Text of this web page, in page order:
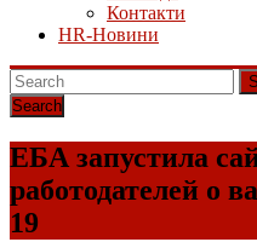
Контакти
HR-Новини
ЕБА запустила
работодателей о
19